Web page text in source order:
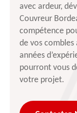
avec ardeur,
Couvreur
compétence
de vos combles
années
pourront vous
votre projet.